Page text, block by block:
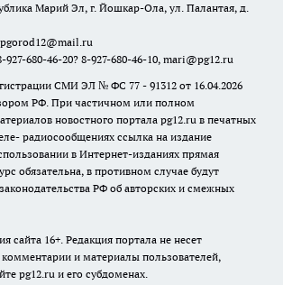
Марий Эл, г. Йошкар-Ола, ул. Палантая, д.
680-46-20? 8-927-680-46-10, mari@pg12.ru
СМИ ЭЛ № ФС 77 - 91312 от 16.04.2026
РФ. При частичном или полном
новостного портала pg12.ru в печатных
радиосообщениях ссылка на издание
в Интернет-изданиях прямая
обязательна, в противном случае будут
РФ об авторских и смежных
сайта 16+. Редакция портала не несет
комментарии и материалы пользователей,
pg12.ru и его субдоменах.